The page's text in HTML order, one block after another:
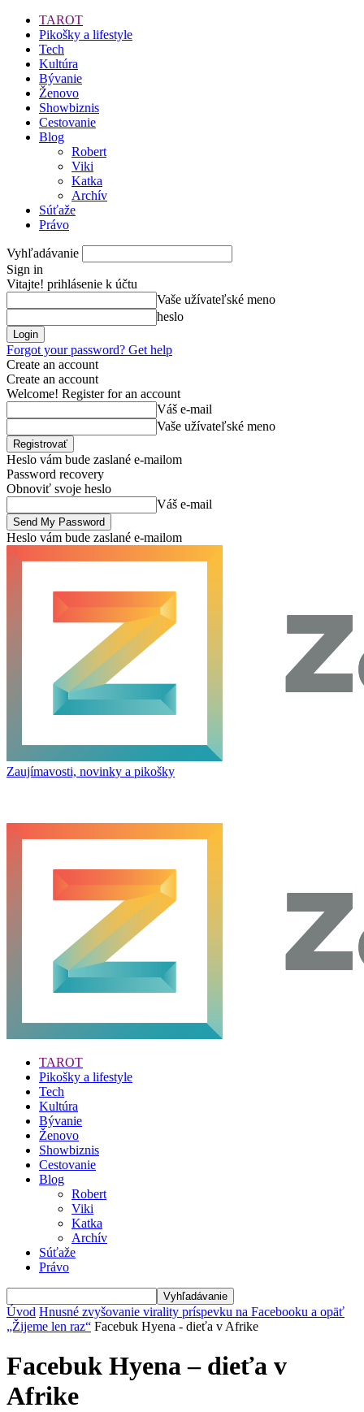
TAROT
Pikošky a lifestyle
Tech
Kultúra
Bývanie
Ženovo
Showbiznis
Cestovanie
Blog
Robert
Viki
Katka
Archív
Súťaže
Právo
Vyhľadávanie
Sign in
Vitajte! prihlásenie k účtu
Vaše užívateľské meno
heslo
Forgot your password? Get help
Create an account
Create an account
Welcome! Register for an account
Váš e-mail
Vaše užívateľské meno
Heslo vám bude zaslané e-mailom
Password recovery
Obnoviť svoje heslo
Váš e-mail
Heslo vám bude zaslané e-mailom
Zaujímavosti, novinky a pikošky
TAROT
Pikošky a lifestyle
Tech
Kultúra
Bývanie
Ženovo
Showbiznis
Cestovanie
Blog
Robert
Viki
Katka
Archív
Súťaže
Právo
Úvod Hnusné zvyšovanie virality príspevku na Facebooku a opäť
„Žijeme len raz“ Facebuk Hyena - dieťa v Afrike
Facebuk Hyena – dieťa v
Afrike